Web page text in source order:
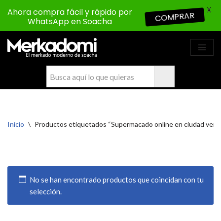
Saltar
Inicio \ Productos etiquetados “Supermacado online en ciudad
No se han encontrado productos que coincidan con tu
selección.
Ahora compra fácil y rápido por
WhatsApp en Soacha
COMPRAR
X